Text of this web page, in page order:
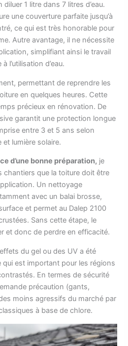
diluer 1 litre dans 7 litres d’eau.
une couverture parfaite jusqu’à
ce qui est très honorable pour
Autre avantage, il ne nécessite
simplifiant ainsi le travail
l’utilisation d’eau.
permettant de reprendre les
en quelques heures. Cette
précieux en rénovation. De
garantit une protection longue
entre 3 et 5 ans selon
et lumière solaire.
d’une bonne préparation, je
chantiers que la toiture doit être
Un nettoyage
avec un balai brosse,
et permet au Dalep 2100
Sans cette étape, le
et donc de perdre en efficacité.
du gel ou des UV a été
qui est important pour les régions
En termes de sécurité
précaution (gants,
moins agressifs du marché par
à base de chlore.